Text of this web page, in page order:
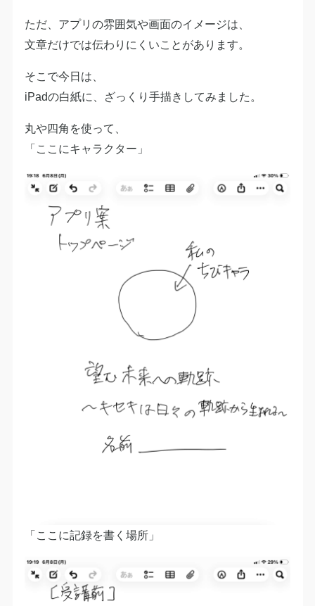
ただ、アプリの雰囲気や画面のイメージは、
文章だけでは伝わりにくいことがあります。
そこで今日は、
iPadの白紙に、ざっくり手描きしてみました。
丸や四角を使って、
「ここにキャラクター」
「ここに記録を書く場所」